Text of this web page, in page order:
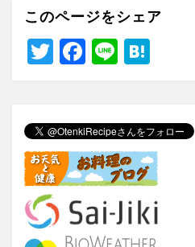
このページをシェア
T
er
F
e
b
o
o
k
Li
n
a